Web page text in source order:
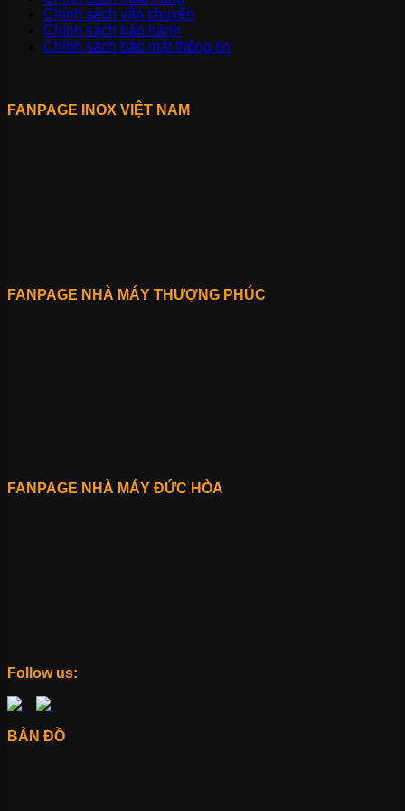
Chính sách vận chuyển
Chính sách bảo hành
Chính sách bảo mật thông tin
FANPAGE INOX VIỆT NAM
FANPAGE NHÀ MÁY THƯỢNG PHÚC
FANPAGE NHÀ MÁY ĐỨC HÒA
Follow us:
BẢN ĐỒ